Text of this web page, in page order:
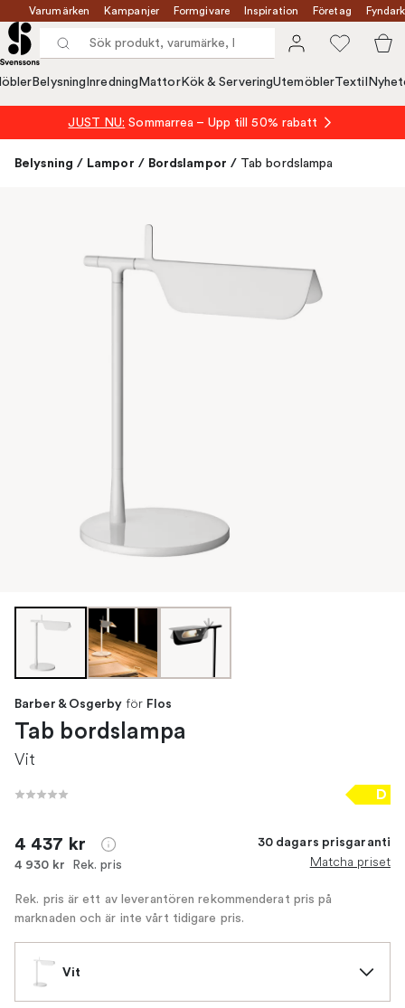
Varumärken Kampanjer Formgivare Inspiration Företag
Belysning Inredning MattorKök & ServeringUtemöblerTextil
JUST NU: Sommarrea – Upp till 50% rabatt
Belysning / Lampor / Bordslampor / Tab bordslampa
Barber & Osgerby för Flos
Tab bordslampa
Vit
D
4 437 kr
4 930 kr Rek. pris
30 dagars prisgaranti
Matcha priset
Rek. pris är ett av leverantören rekommenderat pris på
marknaden och är inte vårt tidigare pris.
Vit